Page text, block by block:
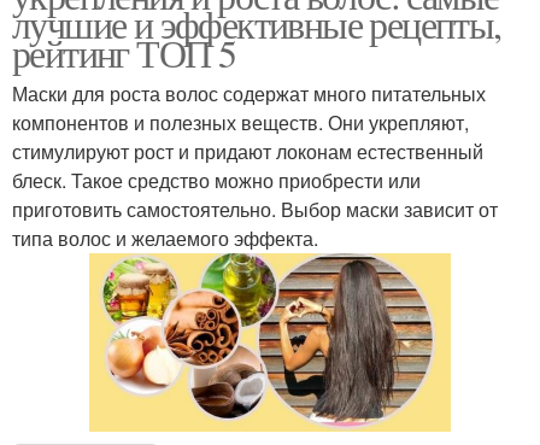
лучшие и эффективные рецепты,
рейтинг ТОП 5
Маски для роста волос содержат много питательных
компонентов и полезных веществ. Они укрепляют,
стимулируют рост и придают локонам естественный
блеск. Такое средство можно приобрести или
приготовить самостоятельно. Выбор маски зависит от
типа волос и желаемого эффекта.